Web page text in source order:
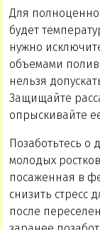
Для
будет
нужно
объемами
нельзя
Защищайте
опрыскивайте
Позаботьтесь
молодых
посаженная в
снизить стресс
после